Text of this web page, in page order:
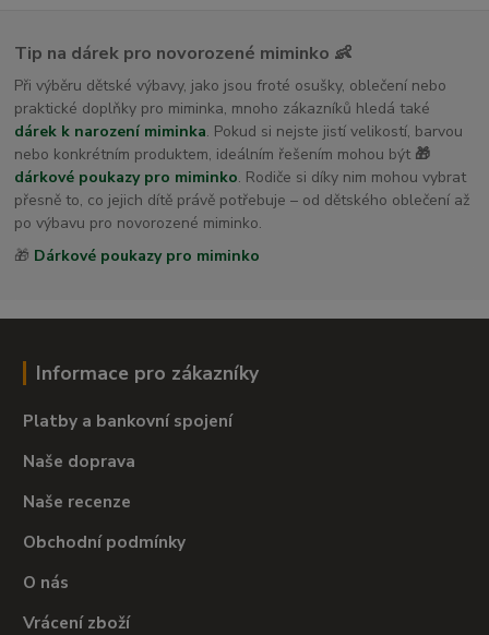
Tip na dárek pro novorozené miminko 👶
Při výběru dětské výbavy, jako jsou froté osušky, oblečení nebo
praktické doplňky pro miminka, mnoho zákazníků hledá také
dárek k narození miminka. Pokud si nejste jistí velikostí, barvou
nebo konkrétním produktem, ideálním řešením mohou být 🎁
dárkové poukazy pro miminko. Rodiče si díky nim mohou vybrat
přesně to, co jejich dítě právě potřebuje – od dětského oblečení až
po výbavu pro novorozené miminko.
🎁 Dárkové poukazy pro miminko
Informace pro zákazníky
Platby a bankovní spojení
Naše doprava
Naše recenze
Obchodní podmínky
O nás
Vrácení zboží